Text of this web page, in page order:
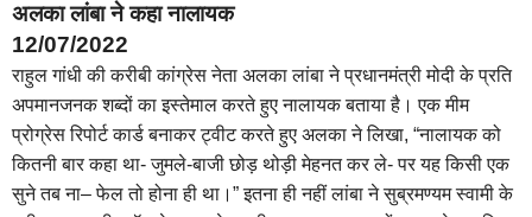
अलका लांबा ने कहा नालायक
12/07/2022
राहुल गांधी की करीबी कांग्रेस नेता अलका लांबा ने प्रधानमंत्री मोदी के प्रति
अपमानजनक शब्दों का इस्तेमाल करते हुए नालायक बताया है। एक मीम
प्रोग्रेस रिपोर्ट कार्ड बनाकर ट्वीट करते हुए अलका ने लिखा, “नालायक को
कितनी बार कहा था- जुमले-बाजी छोड़ थोड़ी मेहनत कर ले- पर यह किसी एक
सुने तब ना– फेल तो होना ही था।” इतना ही नहीं लांबा ने सुब्रमण्यम स्वामी के